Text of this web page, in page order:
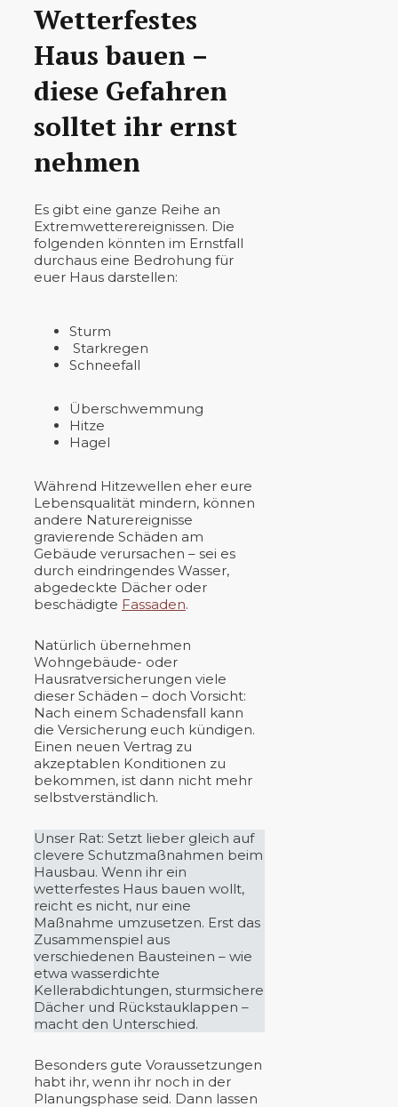
Wetterfestes
Haus bauen –
diese Gefahren
solltet ihr ernst
nehmen
Es gibt eine ganze Reihe an
Extremwetterereignissen. Die
folgenden könnten im Ernstfall
durchaus eine Bedrohung für
euer Haus darstellen:
Sturm
Starkregen
Schneefall
Überschwemmung
Hitze
Hagel
Während Hitzewellen eher eure
Lebensqualität mindern, können
andere Naturereignisse
gravierende Schäden am
Gebäude verursachen – sei es
durch eindringendes Wasser,
abgedeckte Dächer oder
beschädigte Fassaden.
Natürlich übernehmen
Wohngebäude- oder
Hausratversicherungen viele
dieser Schäden – doch Vorsicht:
Nach einem Schadensfall kann
die Versicherung euch kündigen.
Einen neuen Vertrag zu
akzeptablen Konditionen zu
bekommen, ist dann nicht mehr
selbstverständlich.
Unser Rat: Setzt lieber gleich auf
clevere Schutzmaßnahmen beim
Hausbau. Wenn ihr ein
wetterfestes Haus bauen wollt,
reicht es nicht, nur eine
Maßnahme umzusetzen. Erst das
Zusammenspiel aus
verschiedenen Bausteinen – wie
etwa wasserdichte
Kellerabdichtungen, sturmsichere
Dächer und Rückstauklappen –
macht den Unterschied.
Besonders gute Voraussetzungen
habt ihr, wenn ihr noch in der
Planungsphase seid. Dann lassen